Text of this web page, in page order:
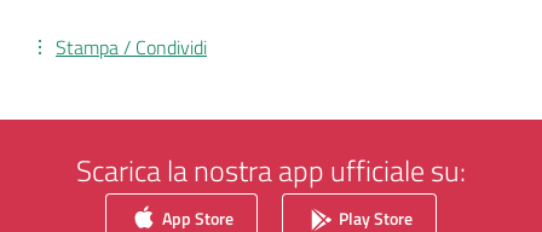
Stampa / Condividi
Scarica la nostra app ufficiale su:
App Store Play Store